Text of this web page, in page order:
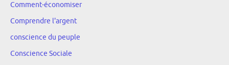
Comment-économiser
Comprendre l'argent
conscience du peuple
Conscience Sociale